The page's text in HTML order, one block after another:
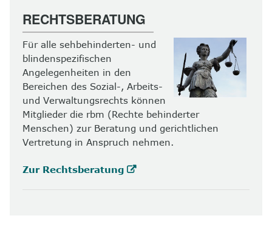
RECHTSBERATUNG
Für alle sehbehinderten- und
blindenspezifischen
Angelegenheiten in den
Bereichen des Sozial-, Arbeits-
und Verwaltungsrechts können
Mitglieder die rbm (Rechte behinderter
Menschen) zur Beratung und gerichtlichen
Vertretung in Anspruch nehmen.
Zur Rechtsberatung